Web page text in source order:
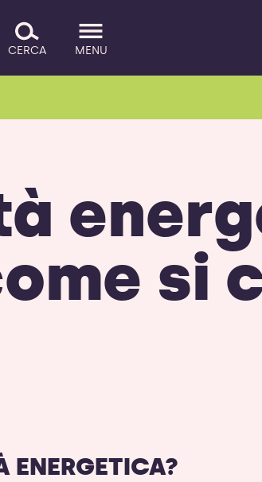
CERCA MENU
si
ENERGETICA?